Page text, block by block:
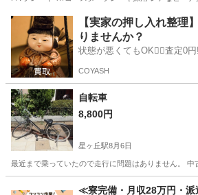
愛知 名古屋市 星ヶ丘駅 その他
【実家の押し入れ整理
りませんか？
状態が悪くてもOK🙆‍♀️査定0円
COYASH
自転車
8,800円
星ヶ丘駅8月6日
最近まで乗っていたので走行に問題はありません。
星ヶ丘駅 自転車 27
≪寮完備・月収28万円・